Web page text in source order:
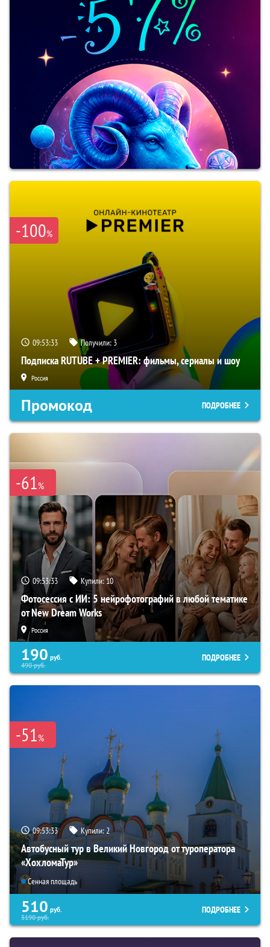
-100%
09:53:32 Получили: 3
Подписка RUTUBE + PREMIER: фильмы, сериалы и шоу
Россия
Промокод ПОДРОБНЕЕ
-61%
09:53:32 Купили:10
Фотосессия с ИИ: 5 нейрофотографий в любой тематике
от New Dream Works
Россия
190 руб.
490руб.
ПОДРОБНЕЕ
-51%
09:53:32 Купили:2
Автобусный тур в Великий Новгород от туроператора
«ХохломаТур»
Сенная площадь
510 руб.
5190руб.
ПОДРОБНЕЕ